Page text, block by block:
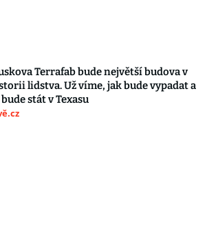
Terrafab bude největší budova v
lidstva. Už víme, jak bude vypadat a
bude stát v Texasu